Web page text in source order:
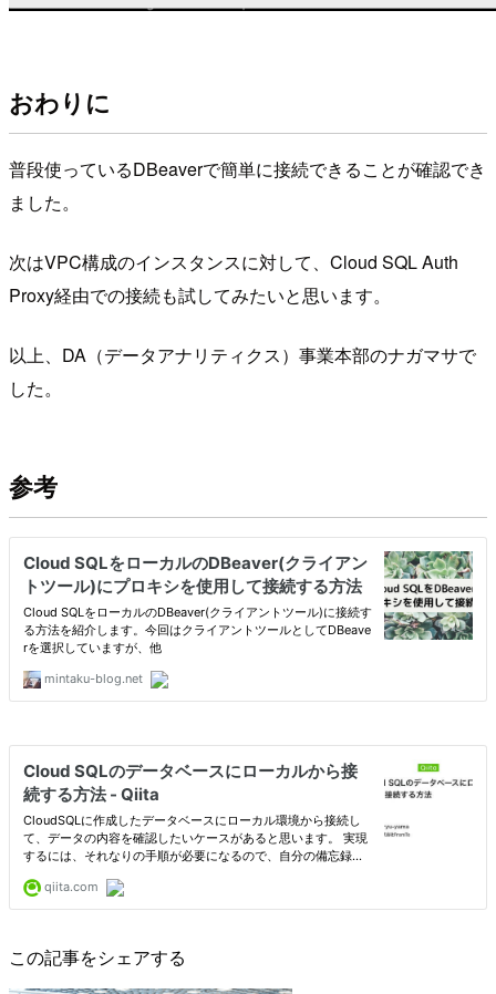
おわりに
普段使っているDBeaverで簡単に接続できることが確認でき
ました。
次はVPC構成のインスタンスに対して、Cloud SQL Auth
Proxy経由での接続も試してみたいと思います。
以上、DA（データアナリティクス）事業本部のナガマサで
した。
参考
この記事をシェアする